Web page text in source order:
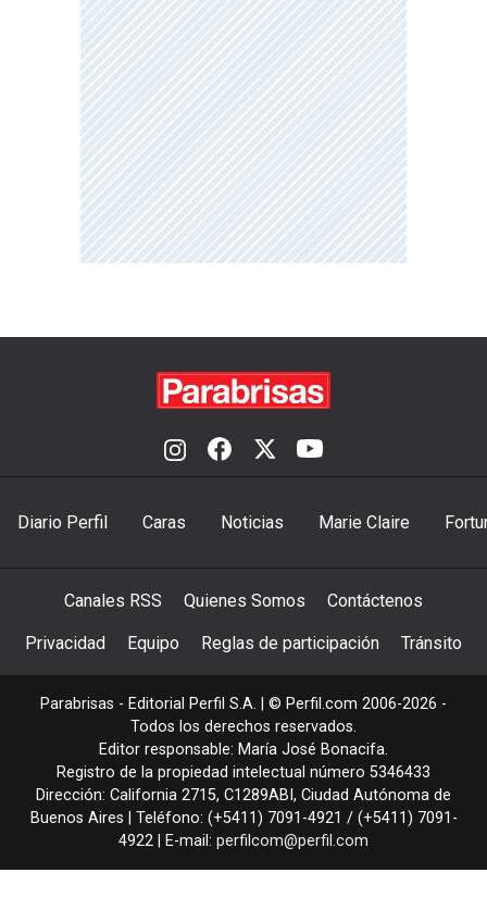
Diario Perfil Caras Noticias Marie Claire
Canales RSS Quienes Somos Contáctenos
Privacidad Equipo Reglas de participación Tránsito
Parabrisas - Editorial Perfil S.A. | © Perfil.com 2006-2026 -
Todos los derechos reservados.
Editor responsable: María José Bonacifa.
Registro de la propiedad intelectual número 5346433
Dirección: California 2715, C1289ABI , Ciudad Autónoma de
Buenos Aires | Teléfono: (+5411) 7091-4921 / (+5411) 7091-
4922 | E-mail: perfilcom@perfil.com